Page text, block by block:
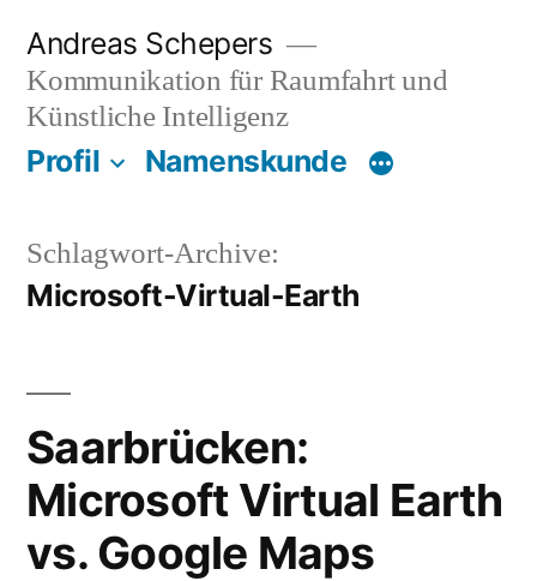
Inhalt
springen
Andreas Schepers
Kommunikation für Raumfahrt und
Künstliche Intelligenz
Profil Namenskunde
Schlagwort-Archive:
Microsoft-Virtual-Earth
Saarbrücken:
Microsoft Virtual Earth
vs. Google Maps